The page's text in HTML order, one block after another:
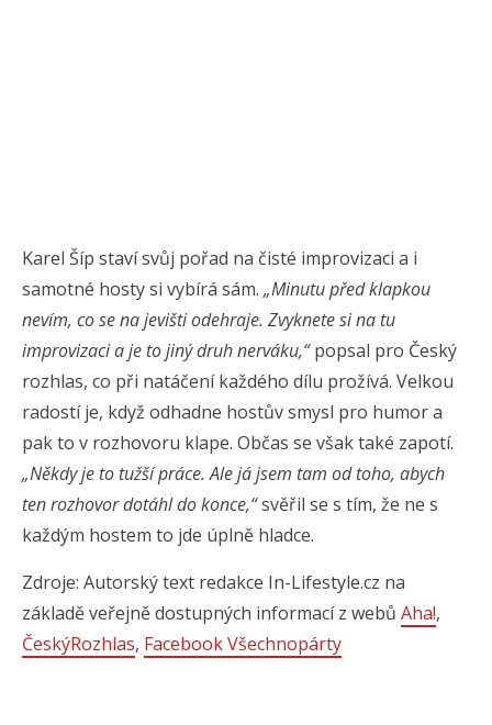
Karel Šíp staví svůj pořad na čisté improvizaci a i
samotné hosty si vybírá sám. „Minutu před klapkou
nevím, co se na jevišti odehraje. Zvyknete si na tu
improvizaci a je to jiný druh nerváku,“popsal pro Český
rozhlas, co při natáčení každého dílu prožívá. Velkou
radostí je, když odhadne hostův smysl pro humor a
pak to v rozhovoru klape. Občas se však také zapotí.
„Někdy je to tužší práce. Ale já jsem tam od toho, abych
ten rozhovor dotáhl do konce,“svěřil se s tím, že ne s
každým hostem to jde úplně hladce.
Zdroje: Autorský text redakce In-Lifestyle.cz na
základě veřejně dostupných informací z webů Aha!,
ČeskýRozhlas, Facebook Všechnopárty